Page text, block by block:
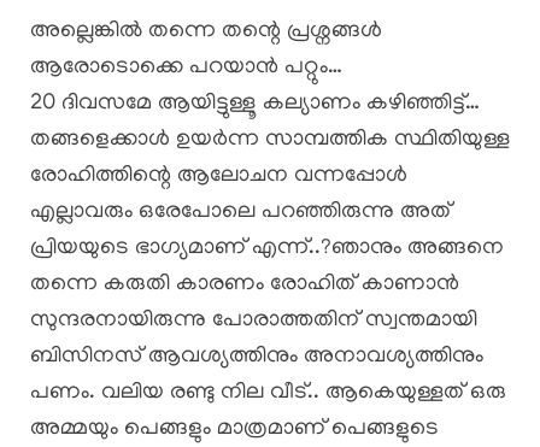
അല്ലെങ്കിൽ തന്നെ തന്റെ പ്രശ്നങ്ങൾ
ആരോടൊക്കെ പറയാൻ പറ്റും…
20 ദിവസമേ ആയിട്ടുള്ളൂ കല്യാണം കഴിഞ്ഞിട്ട്…
തങ്ങളെക്കാൾ ഉയർന്ന സാമ്പത്തിക സ്ഥിതിയുള്ള
രോഹിത്തിന്റെ ആലോചന വന്നപ്പോൾ
എല്ലാവരും ഒരേപോലെ പറഞ്ഞിരുന്നു അത്
പ്രിയയുടെ ഭാഗ്യമാണ് എന്ന്..?ഞാനും അങ്ങനെ
തന്നെ കരുതി കാരണം രോഹിത് കാണാൻ
സുന്ദരനായിരുന്നു പോരാത്തതിന് സ്വന്തമായി
ബിസിനസ് ആവശ്യത്തിനും അനാവശ്യത്തിനും
പണം. വലിയ രണ്ടു നില വീട്.. ആകെയുള്ളത് ഒരു
അമ്മയും പെങ്ങളും മാത്രമാണ് പെങ്ങളുടെ